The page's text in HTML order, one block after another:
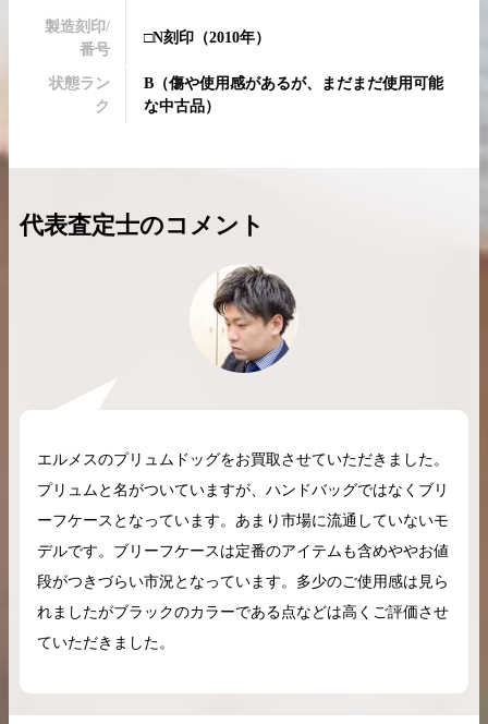
希少なリザード素材のバーキンの買取価格や
バーキン相場解説
ケリーアドの買取
ケリー相場解
コラムをさらにみる
製造刻印/
番号
□N刻印 （2010年）
状態ラン
ク
B （傷や使用感があるが、まだまだ使用可能
な中古品）
代表査定士のコメント
エルメスのプリュムドッグをお買取させていただきました。
プリュムと名がついていますが、ハンドバッグではなくブリ
ーフケースとなっています。あまり市場に流通していないモ
デルです。ブリーフケースは定番のアイテムも含めややお値
段がつきづらい市況となっています。多少のご使用感は見ら
れましたがブラックのカラーである点などは高くご評価させ
ていただきました。